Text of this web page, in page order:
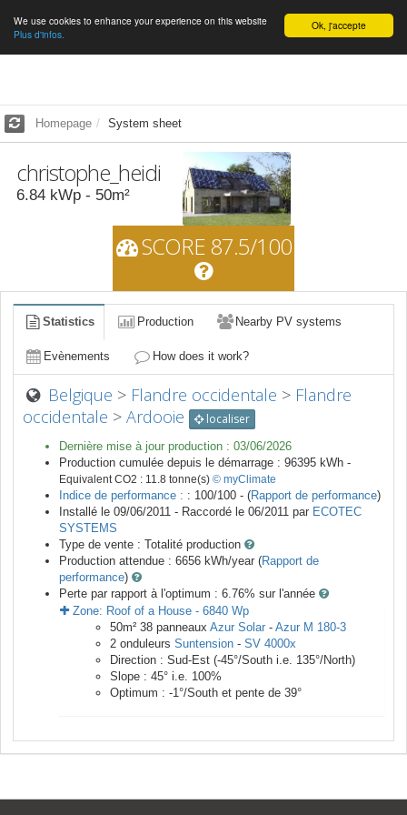
English Ok, j'accepte
We use cookies to enhance your experience on this website
Plus d'infos.
Homepage System sheet
christophe_heidi
6.84 kWp - 50m²
SCORE 87.5/100
Statistics Production Nearby PV systems
Evènements How does it work?
Belgique > Flandre occidentale > Flandre
occidentale > Ardooie localiser
Dernière mise à jour production : 03/06/2026
Production cumulée depuis le démarrage : 96395 kWh -
Equivalent CO2 : 11.8 tonne(s) © myClimate
Indice de performance : : 100/100 - (Rapport de performance)
Installé le 09/06/2011 - Raccordé le 06/2011 par ECOTEC
SYSTEMS
Type de vente : Totalité production
Production attendue : 6656 kWh/year (Rapport de
performance)
Perte par rapport à l'optimum : 6.76% sur l'année
Zone: Roof of a House - 6840 Wp
50m² 38 panneaux Azur Solar - Azur M 180-3
2 onduleurs Suntension - SV 4000x
Direction : Sud-Est (-45°/South i.e. 135°/North)
Slope : 45° i.e. 100%
Optimum : -1°/South et pente de 39°